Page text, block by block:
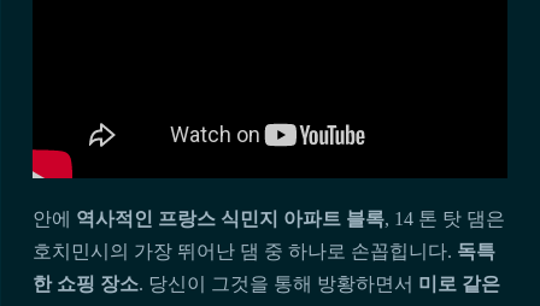
안에 역사적인 프랑스 식민지 아파트 블록, 14 톤 탓 댐은
호치민시의 가장 뛰어난 댐 중 하나로 손꼽힙니다. 독특
한 쇼핑 장소. 당신이 그것을 통해 방황하면서 미로 같은